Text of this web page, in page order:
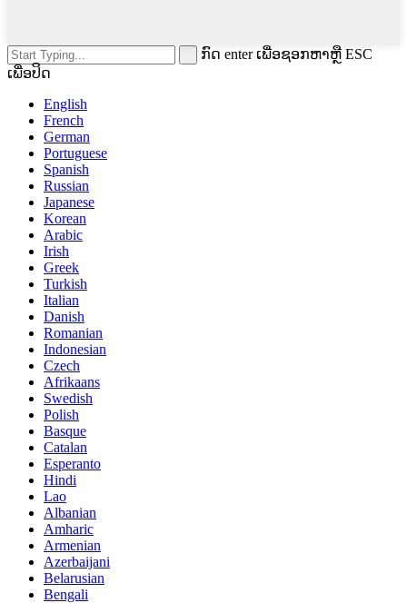
ກົດ enter ເພື່ອຊອກຫາຫຼື ESC
ເພື່ອປິດ
English
French
German
Portuguese
Spanish
Russian
Japanese
Korean
Arabic
Irish
Greek
Turkish
Italian
Danish
Romanian
Indonesian
Czech
Afrikaans
Swedish
Polish
Basque
Catalan
Esperanto
Hindi
Lao
Albanian
Amharic
Armenian
Azerbaijani
Belarusian
Bengali